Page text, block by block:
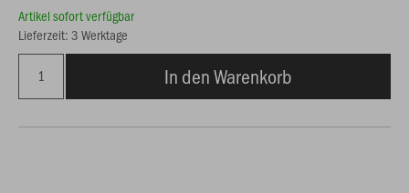
Artikel sofort verfügbar
Lieferzeit: 3 Werktage
In den Warenkorb